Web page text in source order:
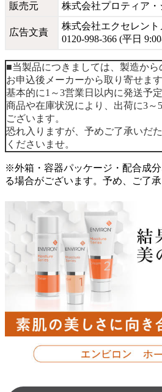
販売元
株式会社プロティア・
広告文責
株式会社エクセレン
0120-998-366 (平日
■当製品につきましては、製造から
お申込後メーカーから取り寄せます
基本的に1～3営業日以内に発送予
商品や在庫状況により、出荷に3～
ございます。
恐れ入りますが、予めご了承いだ
くださいませ。
※外箱・容器パッケージ・配合成
る場合がございます。予め、ご了承